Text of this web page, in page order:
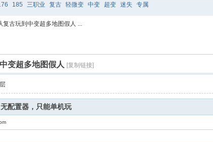
185 三职业 复古 轻微变 中变 超变 迷失 专属
古玩到中变超多地图假人 ...
变超多地图假人 [复制链接]
配置器，只能单机玩